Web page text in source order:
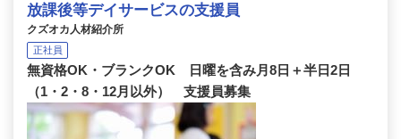
放課後等デイサービスの支援員
クズオカ人材紹介所
正社員
無資格OK・ブランクOK 日曜を含み月8日＋半日2日
（1・2・8・12月以外） 支援員募集